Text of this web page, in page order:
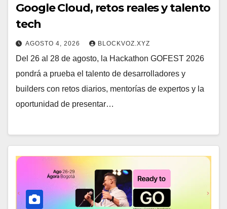
Google Cloud, retos reales y talento
tech
AGOSTO 4, 2026 BLOCKVOZ.XYZ
Del 26 al 28 de agosto, la Hackathon GOFEST 2026
pondrá a prueba el talento de desarrolladores y
builders con retos diarios, mentorías de expertos y la
oportunidad de presentar…